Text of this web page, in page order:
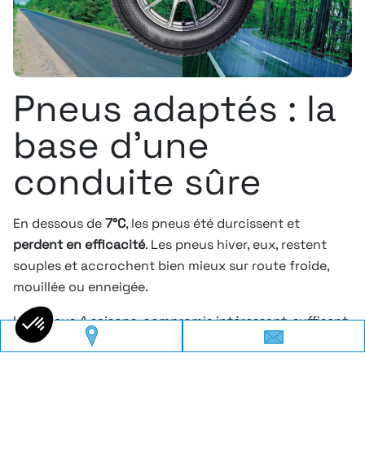
Pneus adaptés : la
base d’une
conduite sûre
En dessous de7°C, les pneus été durcissent et
perdent en efficacité. Les pneus hiver, eux, restent
souples et accrochent bien mieux sur route froide,
mouillée ou enneigée.
Les pneus 4 saisons, compromis intéressant, suffisent
pour les régions peu exposées à la neige.